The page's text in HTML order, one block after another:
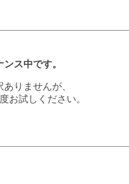
ス中です。
りませんが、
お試しください。